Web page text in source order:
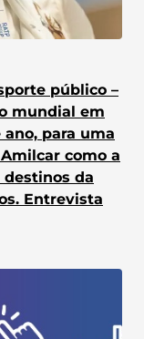
público –
mundial em
para uma
como a
da
Entrevista